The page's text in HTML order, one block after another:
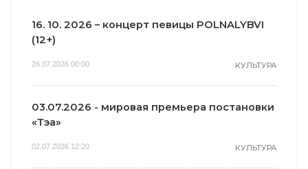
16. 10. 2026 – концерт певицы POLNALYBVI
(12+)
26.07.2026 00:00 КУЛЬТУРА
03.07.2026 - мировая премьера постановки
«Тэа»
02.07.2026 12:20 КУЛЬТУРА